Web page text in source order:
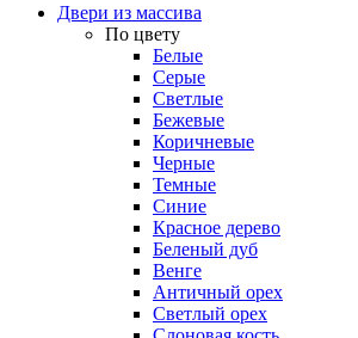
Двери из массива
По цвету
Белые
Серые
Светлые
Бежевые
Коричневые
Черные
Темные
Синие
Красное дерево
Беленый дуб
Венге
Античный орех
Светлый орех